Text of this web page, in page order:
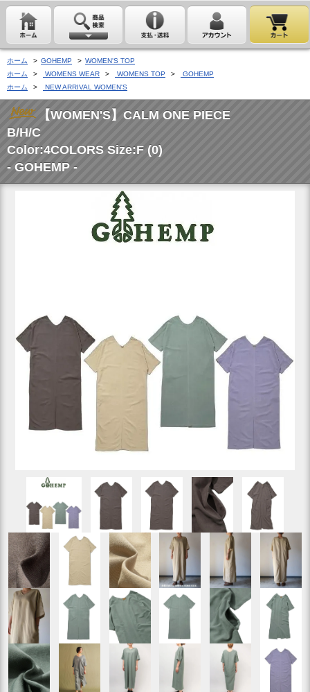
ホーム > GOHEMP > WOMEN'S TOP
ホーム
> WOMENS WEAR > WOMENS TOP >
GOHEMP
ホーム
> NEW ARRIVAL WOMEN'S
【WOMEN'S】CALM ONE PIECE
B/H/C
Color:4COLORS Size:F (0)
- GOHEMP -